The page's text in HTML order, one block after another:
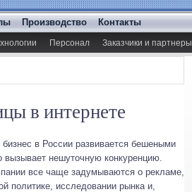
Производство Контакты
Персонал Заказчики и партнеры
в интернете
бизнес в России развивается бешеными
вызывает нешуточную конкуренцию.
все чаще задумываются о рекламе,
политике, исследовании рынка и,